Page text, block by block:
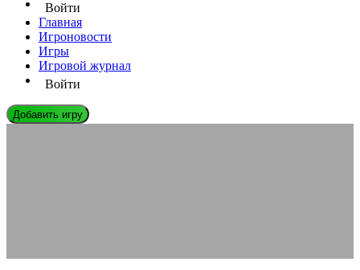
Войти
Главная
Игроновости
Игры
Игровой журнал
Войти
Добавить игру